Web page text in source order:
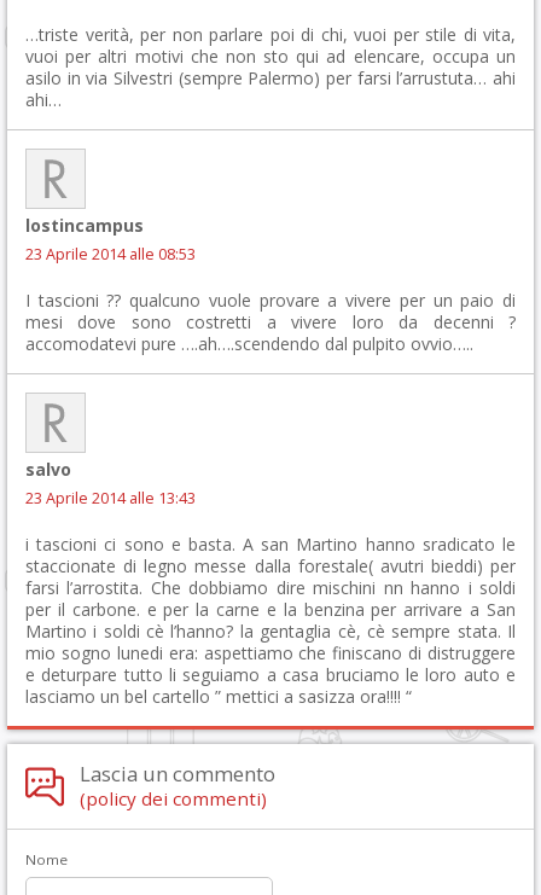
…triste verità, per non parlare poi di chi, vuoi per stile di vita,
vuoi per altri motivi che non sto qui ad elencare, occupa un
asilo in via Silvestri (sempre Palermo) per farsi l’arrustuta… ahi
ahi…
lostincampus
23 Aprile 2014 alle 08:53
I tascioni ?? qualcuno vuole provare a vivere per un paio di
mesi dove sono costretti a vivere loro da decenni ?
accomodatevi pure ….ah….scendendo dal pulpito ovvio…..
salvo
23 Aprile 2014 alle 13:43
i tascioni ci sono e basta. A san Martino hanno sradicato le
staccionate di legno messe dalla forestale( avutri bieddi) per
farsi l’arrostita. Che dobbiamo dire mischini nn hanno i soldi
per il carbone. e per la carne e la benzina per arrivare a San
Martino i soldi cè l’hanno? la gentaglia cè, cè sempre stata. Il
mio sogno lunedi era: aspettiamo che finiscano di distruggere
e deturpare tutto li seguiamo a casa bruciamo le loro auto e
lasciamo un bel cartello ” mettici a sasizza ora!!!! “
Lascia un commento
(policy dei commenti)
Nome